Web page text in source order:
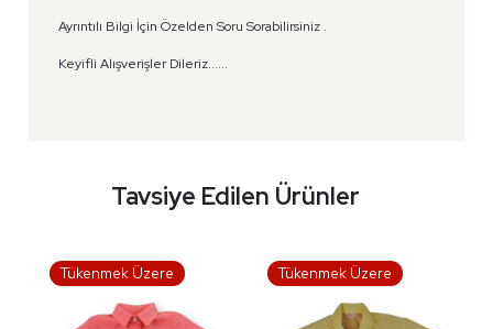
Ayrıntılı Bilgi İçin Özelden Soru Sorabilirsiniz .
Keyifli Alışverişler Dileriz......
Tavsiye Edilen Ürünler
Tükenmek Üzere Tükenmek Üzere